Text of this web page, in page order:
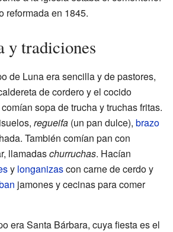
reformada en 1845.
y tradiciones
de Luna era sencilla y de pastores,
de cordero y el cocido
sopa de trucha y truchas fritas.
regueifa (un pan dulce), brazo
También comían pan con
llamadaschurruchas. Hacían
y longanizascon carne de cerdo y
jamones y cecinas para comer
era Santa Bárbara, cuya fiesta es el